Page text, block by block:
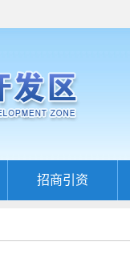
招商引资